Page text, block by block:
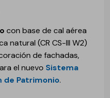
con base de cal aérea
natural (CR CS-III W2)
de fachadas,
el nuevo Sistema
de Patrimonio.